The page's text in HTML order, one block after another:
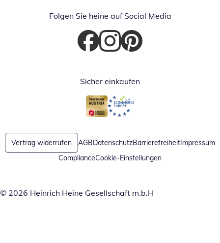
Folgen Sie heine auf Social Media
Öffnet in neuem Fenster
Öffnet in neuem Fenster
Öffnet in neuem Fenster
Sicher einkaufen
Öffnet in neuem Fenster
Öffnet in neuem Fenster
Vertrag widerrufen AGBDatenschutzBarrierefreiheitImpressum
ComplianceCookie-Einstellungen
© 2026 Heinrich Heine Gesellschaft m.b.H